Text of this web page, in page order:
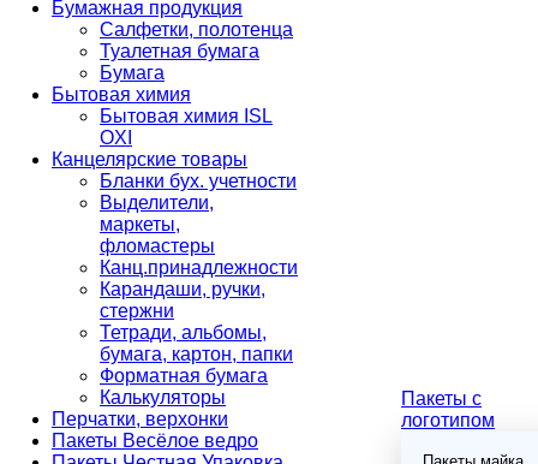
Бумажная продукция
Салфетки, полотенца
Туалетная бумага
Бумага
Бытовая химия
Бытовая химия ISL
OXI
Канцелярские товары
Бланки бух. учетности
Выделители,
маркеты,
фломастеры
Канц.принадлежности
Карандаши, ручки,
стержни
Тетради, альбомы,
бумага, картон, папки
Форматная бумага
Калькуляторы
Перчатки, верхонки
Пакеты Весёлое ведро
Пакеты с
логотипом